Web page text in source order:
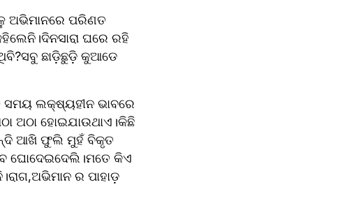
ଅଭିମାନରେ ପରିଣତ
ଘରେ ରହି
ଛାଡ଼ିଛୁଡ଼ି କୁଆଡେ
ସମୟ ଲକ୍ଷ୍ୟହୀନ ଭାବରେ
ଅଠା ହୋଇଯାଉଥାଏ।କିଛି
ଆଖି ଫୁଲି ମୁହଁ ବିକୃତ
ଘୋଦେଇଦେଲି।ମତେ କିଏ
ର ପାହାଡ଼